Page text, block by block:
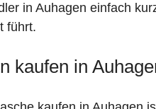
in Auhagen einfach
führt.
kaufen in